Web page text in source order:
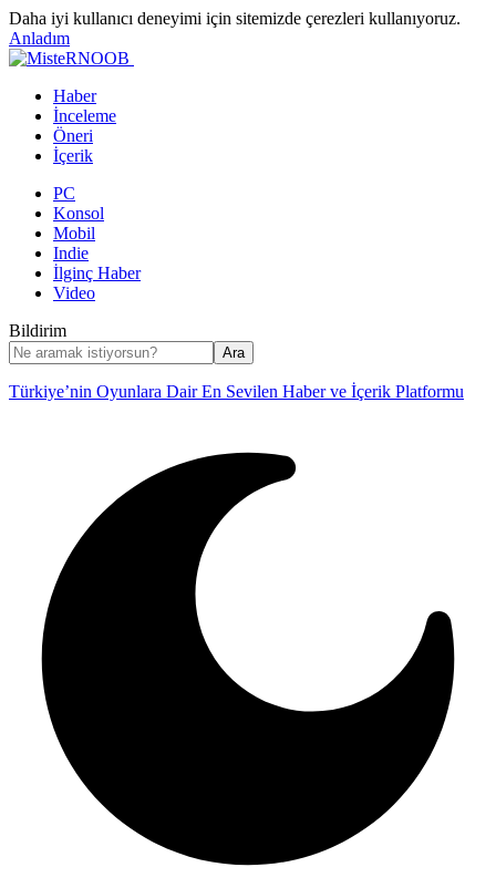
Daha iyi kullanıcı deneyimi için sitemizde çerezleri kullanıyoruz.
Anladım
Haber
İnceleme
Öneri
İçerik
PC
Konsol
Mobil
Indie
İlginç Haber
Video
Bildirim
Türkiye’nin Oyunlara Dair En Sevilen Haber ve İçerik Platformu